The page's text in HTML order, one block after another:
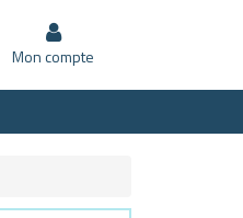
Mon compte